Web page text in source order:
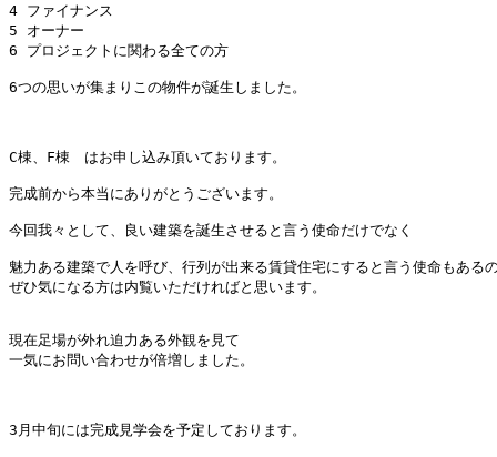
4 ファイナンス
5 オーナー
6 プロジェクトに関わる全ての方
6つの思いが集まりこの物件が誕生しました。
C棟、F棟　はお申し込み頂いております。
完成前から本当にありがとうございます。
今回我々として、良い建築を誕生させると言う使命だけでなく
魅力ある建築で人を呼び、行列が出来る賃貸住宅にすると言う使命もある
ぜひ気になる方は内覧いただければと思います。
現在足場が外れ迫力ある外観を見て
一気にお問い合わせが倍増しました。
3月中旬には完成見学会を予定しております。